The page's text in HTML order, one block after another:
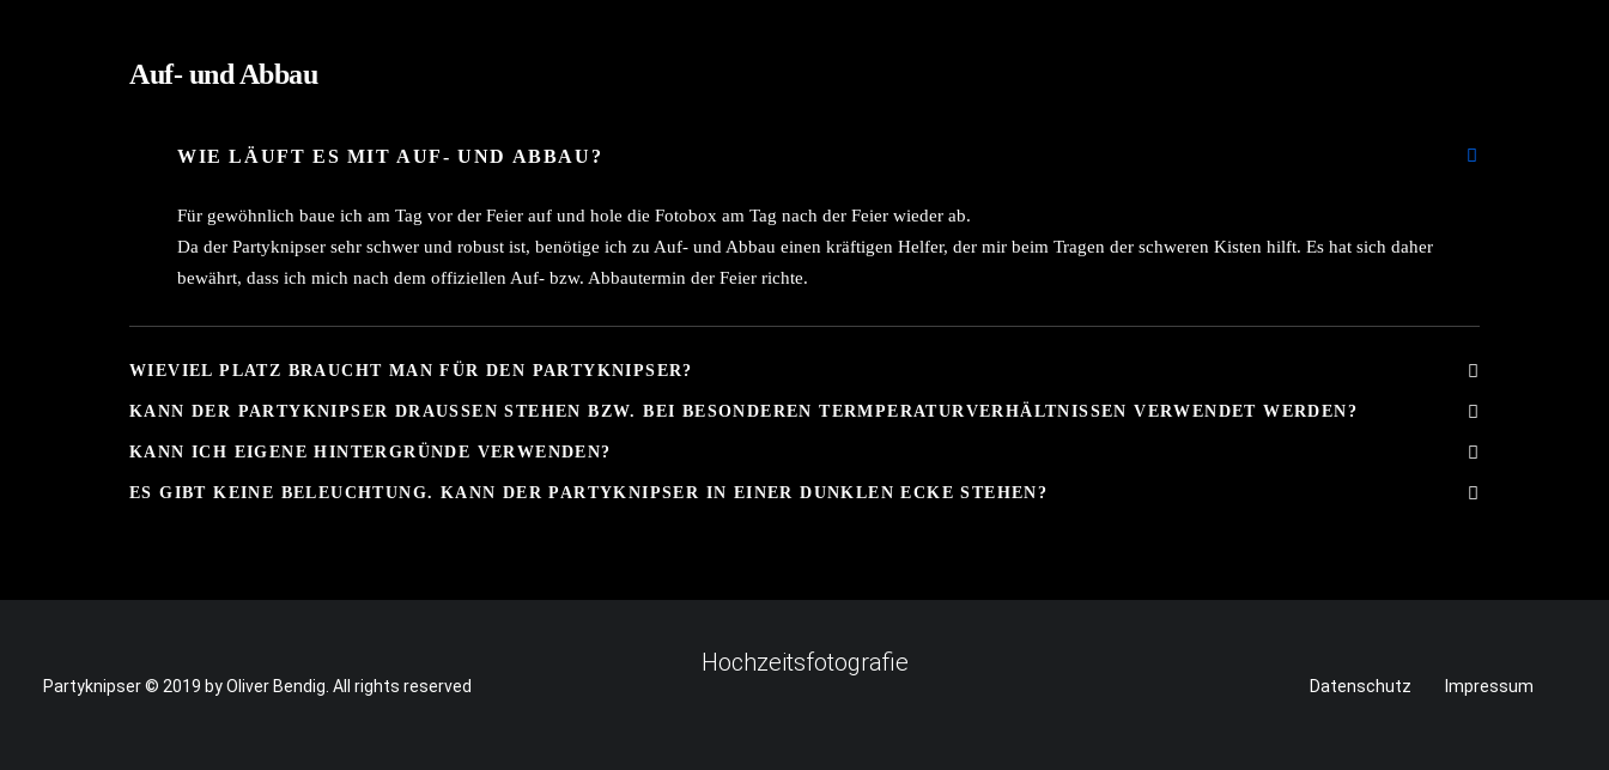
Auf- und Abbau
WIE LÄUFT ES MIT AUF- UND ABBAU?
Für gewöhnlich baue ich am Tag vor der Feier auf und hole die Fotobox am Tag nach der Feier wieder ab.
Da der Partyknipser sehr schwer und robust ist, benötige ich zu Auf- und Abbau einen kräftigen Helfer, der mir beim Tragen der schweren Kisten hilft. Es hat sich daher
bewährt, dass ich mich nach dem offiziellen Auf- bzw. Abbautermin der Feier richte.
WIEVIEL PLATZ BRAUCHT MAN FÜR DEN PARTYKNIPSER?
KANN DER PARTYKNIPSER DRAUSSEN STEHEN BZW. BEI BESONDEREN TERMPERATURVERHÄLTNISSEN VERWENDET WERDEN?
KANN ICH EIGENE HINTERGRÜNDE VERWENDEN?
ES GIBT KEINE BELEUCHTUNG. KANN DER PARTYKNIPSER IN EINER DUNKLEN ECKE STEHEN?
Partyknipser © 2019 by Oliver Bendig. All rights reserved
Hochzeitsfotografie
Datenschutz Impressum